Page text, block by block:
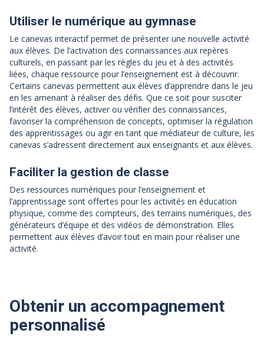
Utiliser le numérique au gymnase
Le canevas interactif permet de présenter une nouvelle activité
aux élèves. De l’activation des connaissances aux repères
culturels, en passant par les règles du jeu et à des activités
liées, chaque ressource pour l’enseignement est à découvrir.
Certains canevas permettent aux élèves d’apprendre dans le jeu
en les amenant à réaliser des défis. Que ce soit pour susciter
l’intérêt des élèves, activer ou vérifier des connaissances,
favoriser la compréhension de concepts, optimiser la régulation
des apprentissages ou agir en tant que médiateur de culture, les
canevas s’adressent directement aux enseignants et aux élèves.
Faciliter la gestion de classe
Des ressources numériques pour l’enseignement et
l’apprentissage sont offertes pour les activités en éducation
physique, comme des compteurs, des terrains numériques, des
générateurs d’équipe et des vidéos de démonstration. Elles
permettent aux élèves d’avoir tout en main pour réaliser une
activité.
Obtenir un accompagnement
personnalisé